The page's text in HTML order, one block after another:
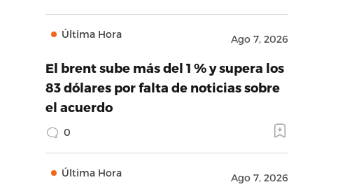
Última Hora Ago 7, 2026
El brent sube más del 1 % y supera los
83 dólares por falta de noticias sobre
el acuerdo
0
Última Hora Ago 7, 2026